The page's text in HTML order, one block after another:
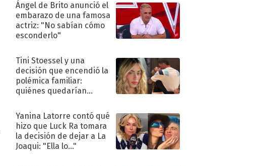
Ángel de Brito anunció el
embarazo de una famosa
actriz: "No sabían cómo
esconderlo"
Tini Stoessel y una
decisión que encendió la
polémica familiar:
quiénes quedarían
Yanina Latorre contó qué
hizo que Luck Ra tomara
la decisión de dejar a La
Joaqui: "Ella lo..."